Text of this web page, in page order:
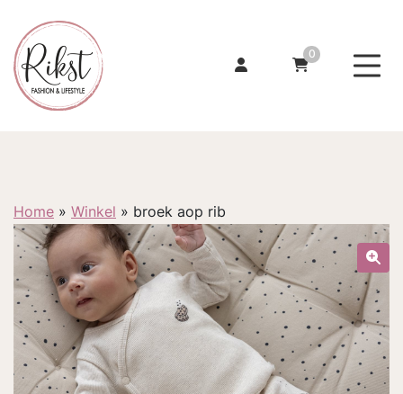
0
Home » Winkel » broek aop rib